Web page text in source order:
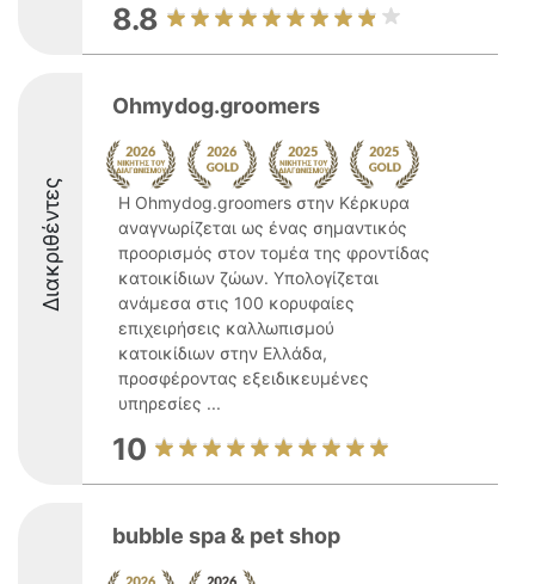
8.8
Διακριθέντες
Ohmydog.groomers
Η Ohmydog.groomers στην Κέρκυρα
αναγνωρίζεται ως ένας σημαντικός
προορισμός στον τομέα της φροντίδας
κατοικίδιων ζώων. Υπολογίζεται
ανάμεσα στις 100 κορυφαίες
επιχειρήσεις καλλωπισμού
κατοικίδιων στην Ελλάδα,
προσφέροντας εξειδικευμένες
υπηρεσίες ...
10
bubble spa & pet shop